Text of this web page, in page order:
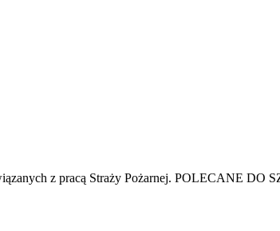
z pracą Straży Pożarnej. POLECANE DO